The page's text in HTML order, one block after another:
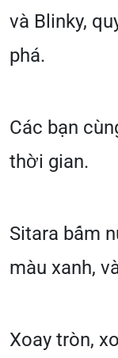
và Blinky,
phá.
Các bạn
thời gian.
Sitara bấm
màu xanh,
Xoay tròn,